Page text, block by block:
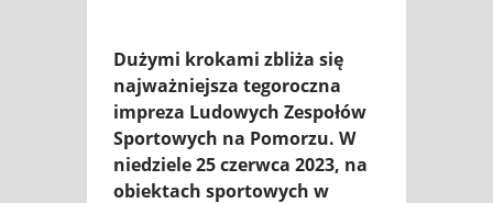
Dużymi krokami zbliża się
najważniejsza tegoroczna
impreza Ludowych Zespołów
Sportowych na Pomorzu. W
niedziele 25 czerwca 2023, na
obiektach sportowych w